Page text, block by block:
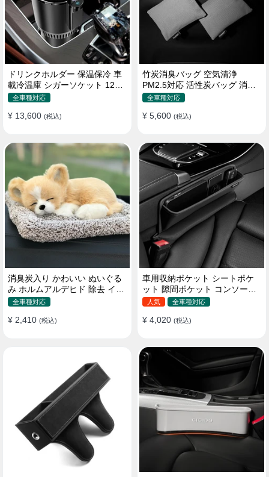
ドリンクホルダー 保温保冷 車
載冷温庫 シガーソケット 12V
車用 車中泊
全車種対応
¥ 13,600 (税込)
竹炭消臭バッグ 空気清浄
PM2.5対応 活性炭バッグ 消臭
車用 デオドラント 繰り返し使
全車種対応
¥ 5,600 (税込)
消臭炭入り かわいい ぬいぐる
み ホルムアルデヒド 除去 イン
テリア 贈り物
全車種対応
¥ 2,410 (税込)
車用収納ポケット シートポケ
ット 隙間ポケット コンソール
ボックス カー用品
人気 全車種対応
¥ 4,020 (税込)